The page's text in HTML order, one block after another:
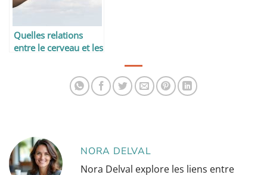
Quelles relations
entre le cerveau et les
NORA DELVAL
Nora Delval explore les liens entre